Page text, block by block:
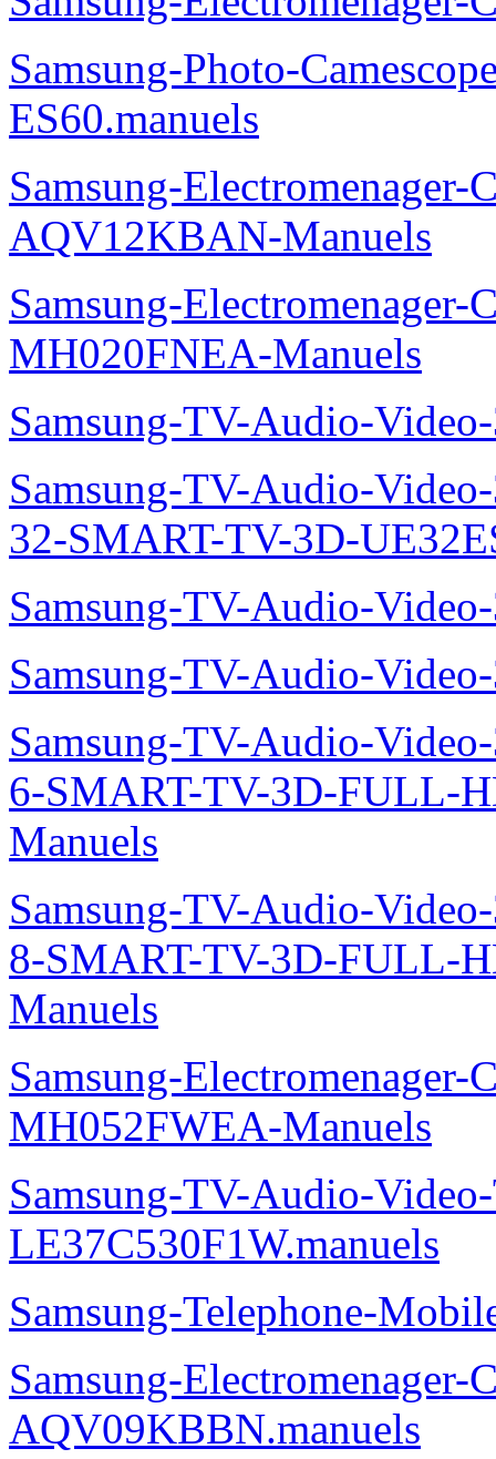
Samsung-Electromenager-
AQ12TSBN.manuels
Samsung-Telephone-
Samsung-Telephone-
Samsung-
Samsung-Photo-
ES60.manuels
Samsung-Electromenager-
AQV12KBAN-Manuels
Samsung-Electromenager-
MH020FNEA-Manuels
Samsung-TV-Audio-
Samsung-TV-Audio-
32-SMART-TV-3D-
Samsung-TV-Audio-
Samsung-TV-Audio-
Samsung-TV-Audio-
6-SMART-TV-3D-FULL-
Manuels
Samsung-TV-Audio-
8-SMART-TV-3D-FULL-
Manuels
Samsung-Electromenager-
MH052FWEA-Manuels